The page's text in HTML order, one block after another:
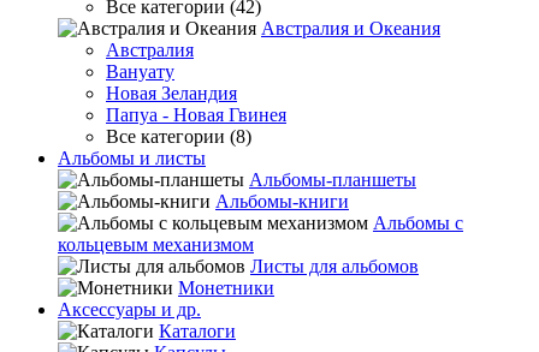
Все категории (42)
Австралия и Океания
Австралия
Вануату
Новая Зеландия
Папуа - Новая Гвинея
Все категории (8)
Альбомы и листы
Альбомы-планшеты
Альбомы-книги
Альбомы с
кольцевым механизмом
Листы для альбомов
Монетники
Аксессуары и др.
Каталоги